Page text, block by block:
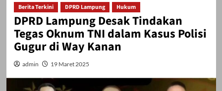
Berita Terkini DPRD Lampung Hukum
DPRD Lampung Desak Tindakan
Tegas Oknum TNI dalam Kasus Polisi
Gugur di Way Kanan
admin 19 Maret 2025